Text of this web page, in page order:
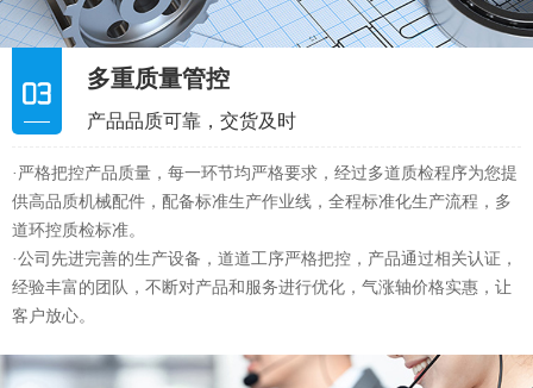
经验丰富的团队，不断对产品和服务进行优化，气涨轴价格实惠，让